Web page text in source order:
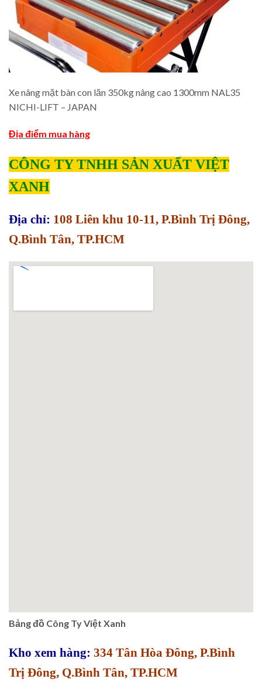
Xe nâng mặt bàn con lăn 350kg nâng cao 1300mm NAL35
NICHI-LIFT – JAPAN
Địa điểm mua hàng
CÔNG TY TNHH SẢN XUẤT VIỆT
XANH
Địa chỉ: 108 Liên khu 10-11, P.Bình Trị Đông,
Q.Bình Tân, TP.HCM
Bảng đồ Công Ty Việt Xanh
Kho xem hàng: 334 Tân Hòa Đông, P.Bình
Trị Đông, Q.Bình Tân, TP.HCM